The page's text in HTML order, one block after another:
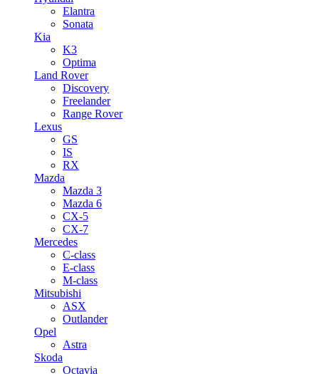
Elantra
Sonata
Kia
K3
Optima
Land Rover
Discovery
Freelander
Range Rover
Lexus
GS
IS
RX
Mazda
Mazda 3
Mazda 6
CX-5
CX-7
Mercedes
C-class
E-class
M-class
Mitsubishi
ASX
Outlander
Opel
Astra
Skoda
Octavia